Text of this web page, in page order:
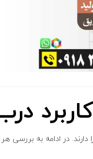
در ادامه به بررسی